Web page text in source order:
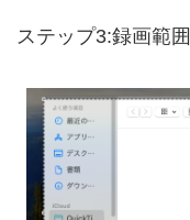
ステップ3:録画範